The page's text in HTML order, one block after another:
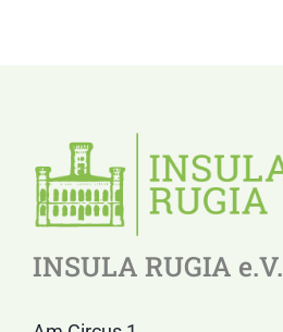
INSULA RUGIA e.V.